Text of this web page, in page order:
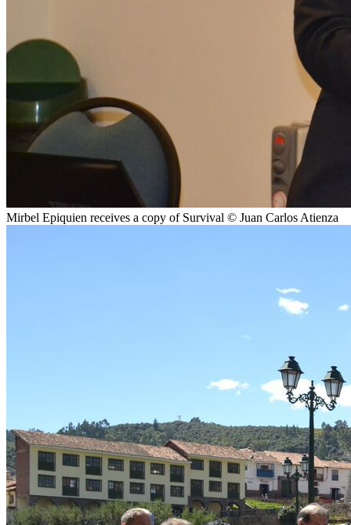
Mirbel Epiquien receives a copy of Survival © Juan Carlos Atienza